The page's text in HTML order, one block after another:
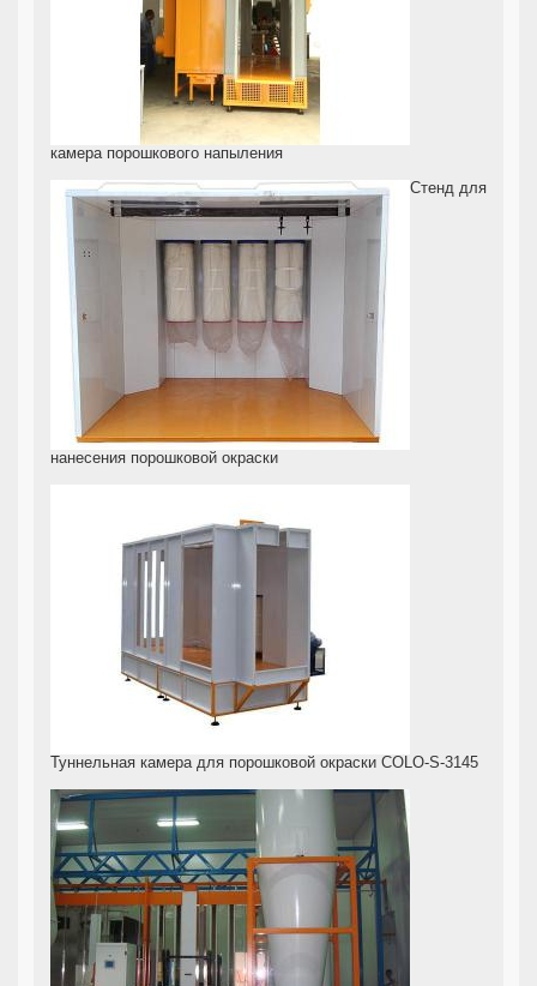
камера порошкового напыления
Стенд для
нанесения порошковой окраски
Туннельная камера для порошковой окраски COLO-S-3145